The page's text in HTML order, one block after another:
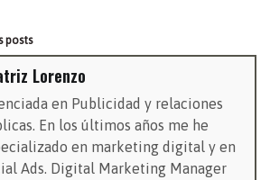
posts
Lorenzo
en Publicidad y relaciones
En los últimos años me he
en marketing digital y en
Ads. Digital Marketing Manager